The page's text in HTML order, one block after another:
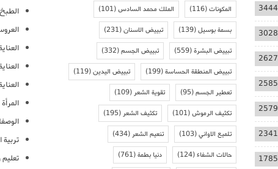
3444
3028
2627
2585
2579
2341
1785
المكونات(116) الملك محمد السادس(101)
بسمة بوسيل(139) تبييض الاسنان(231)
تبييض البشرة(559) تبييض الجسم(332)
تبييض المنطقة الحساسة(199) تبييض اليدين(119)
تعطير الجسم(95) تقوية الشعر(109)
تكثيف الرموش(101) تكثيف الشعر(195)
تلميع الاواني(103) تنعيم الشعر(434)
حالات الشفاء(124) دنيا بطمة(761)
تربية